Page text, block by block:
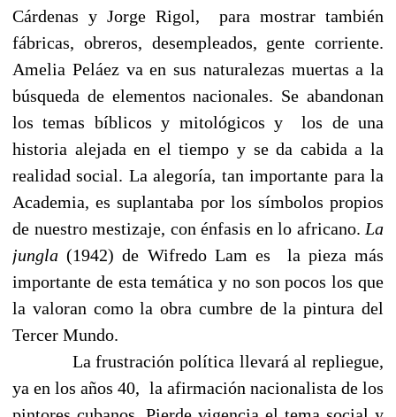
Cárdenas y Jorge Rigol,
para mostrar también
fábricas, obreros, desempleados, gente corriente.
Amelia Peláez va en sus naturalezas muertas a la
búsqueda de elementos nacionales. Se abandonan
los temas bíblicos y mitológicos y
los de una
historia alejada en el tiempo y se da cabida a la
realidad social. La alegoría, tan importante para la
Academia, es suplantaba por los símbolos propios
de nuestro mestizaje, con énfasis en lo africano. La
jungla (1942) de Wifredo Lam es
la pieza más
importante de esta temática y no son pocos los que
la valoran como la obra cumbre de la pintura del
Tercer Mundo.
La frustración política llevará al repliegue,
ya en los años 40, la afirmación nacionalista de los